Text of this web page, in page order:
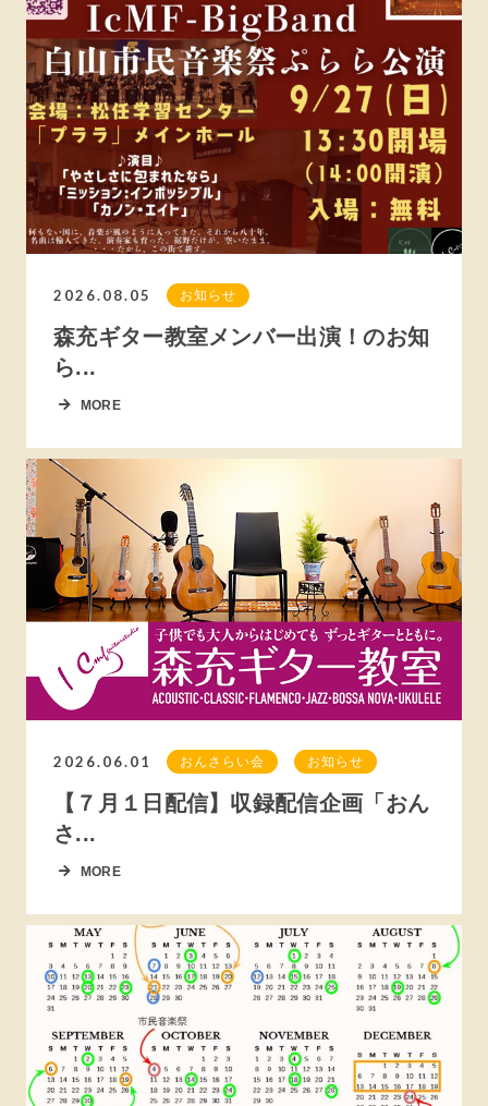
2026.08.05 お知らせ
森充ギター教室メンバー出演！のお知
ら...
MORE
2026.06.01 おんさらい会 お知らせ
【７月１日配信】収録配信企画「おん
さ...
MORE